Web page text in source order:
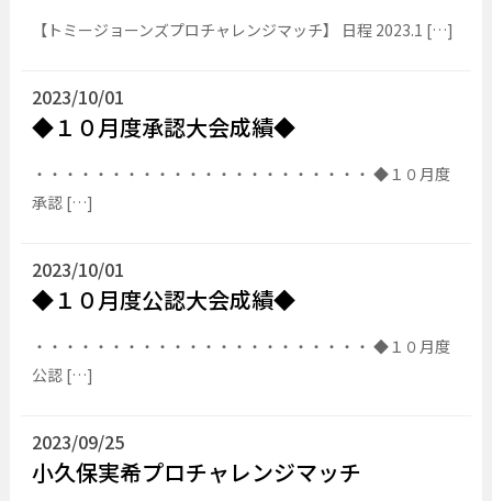
【トミージョーンズプロチャレンジマッチ】 日程 2023.1 […]
2023/10/01
◆１０月度承認大会成績◆
・・・・・・・・・・・・・・・・・・・・・・ ◆１０月度
承認 […]
2023/10/01
◆１０月度公認大会成績◆
・・・・・・・・・・・・・・・・・・・・・・ ◆１０月度
公認 […]
2023/09/25
小久保実希プロチャレンジマッチ